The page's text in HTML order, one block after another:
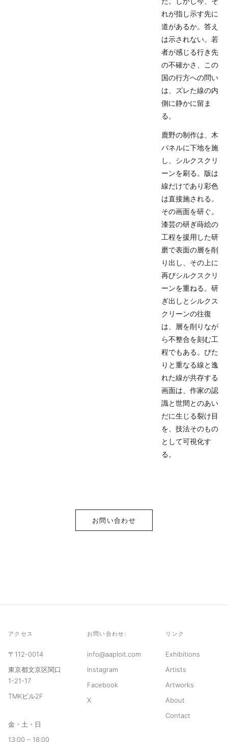
れが指し示す先に
道があるか。答え
は示されない。若
者が感じる行き先
の不確かさ、この
国の行方への問い
は、ズレた線の内
側に静かに留ま
る。
鹿野の制作は、木
パネルに下地を施
し、シルクスクリ
ーンを刷る。版は
線だけであり彩色
は直接施される。
その画面を研ぐ。
漆芸の研ぎ蒔絵の
工程を援用した研
磨で表面の層を削
り出し、その上に
再びシルクスクリ
ーンを重ねる。研
ぎ出しとシルクス
クリーンの往復
は、層を削りなが
ら不整合を刻む工
程でもある。ぴた
りと重なる線と逸
れた線が共存する
画面は、作家の認
識と世間とのあい
だに生じる裂け目
を、技法そのもの
として可視化す
る。
お問い合わせ
アクセス
〒112-0014
東京都文京区関口
1-21-17
TMKビル2F
金・土・日
13:00 – 18:00
お問い合わせ:
info@aaploit.com
Instagram
Facebook
X
リンク
Exhibitions
Artists
Artworks
About
Contact